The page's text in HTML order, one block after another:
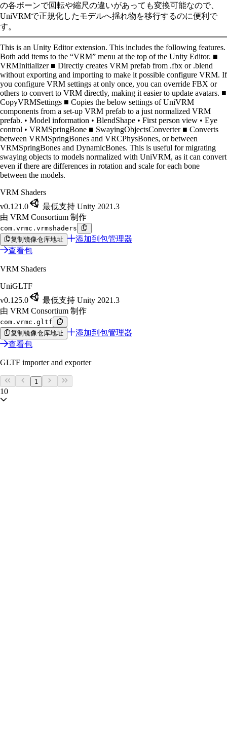
の各ボーンで回転や縮尺の違いがあっても変換可能なので、
UniVRMで正規化したモデルへ揺れ物を移行するのに便利で
す。
This is an Unity Editor extension. This includes the following features.
Both add items to the “VRM” menu at the top of the Unity Editor. ■
VRMInitializer ■ Directly creates VRM prefab from .fbx or .blend
without exporting and importing to make it possible configure VRM. If
you configure VRM settings at only once, you can override FBX or
others to convert to VRM directly, making it easier to update avatars. ■
CopyVRMSettings ■ Copies the below settings of UniVRM
components from a set-up VRM prefab to a just normalized VRM
prefab. • Model information • BlendShape • First person view • Eye
control • VRMSpringBone ■ SwayingObjectsConverter ■ Converts
between VRMSpringBones and VRCPhysBones, or between
VRMSpringBones and DynamicBones. This is useful for migrating
swaying objects to models normalized with UniVRM, as it can convert
even if there are differences in rotation and scale for each bone
between the models.
VRM Shaders
v0.121.0
最低支持 Unity 2021.3
由 VRM Consortium 制作
com.vrmc.vrmshaders
复制镜像仓库地址
添加到包管理器
查看包
VRM Shaders
UniGLTF
v0.125.0
最低支持 Unity 2021.3
由 VRM Consortium 制作
com.vrmc.gltf
复制镜像仓库地址
添加到包管理器
查看包
GLTF importer and exporter
1
10